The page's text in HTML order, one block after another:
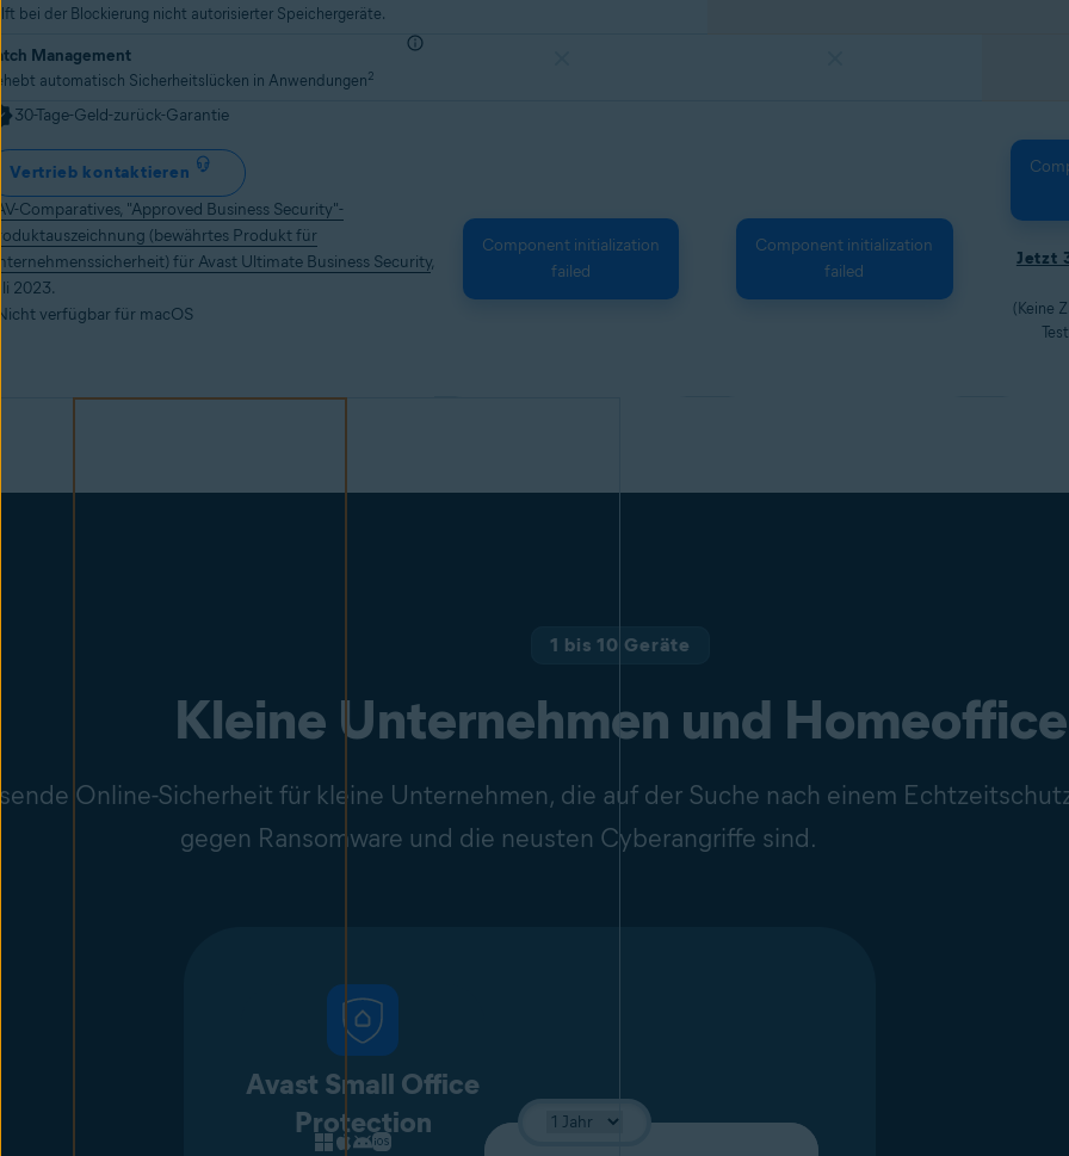
bei der Blockierung nicht autorisierter Speichergeräte.
Management
automatisch Sicherheitslücken in Anwendungen2
30-Tage-Geld-zurück-Garantie
Vertrieb kontaktieren
Comparatives, "Approved Business Security"-
(bewährtes Produkt für
für Avast Ultimate Business Security,
2023.
verfügbar für macOS
Component initialization
failed
Component initialization
failed
Jetzt
(Keine
1 bis 10 Geräte
Kleine Unternehmen und Homeoffice
Online-Sicherheit für kleine Unternehmen, die auf der Suche nach einem
gegen Ransomware und die neusten Cyberangriffe sind.
Avast Small Office
Protection